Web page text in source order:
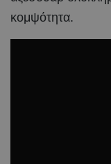
κομψότητα.